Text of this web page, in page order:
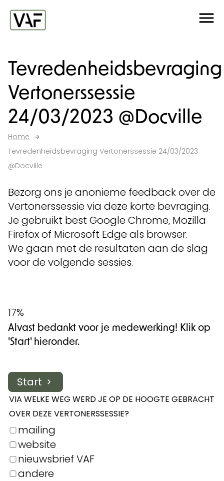
Ga verder naar de inhoud
Tevredenheidsbevraging
Vertonerssessie
24/03/2023 @Docville
Home
Tevredenheidsbevraging Vertonerssessie 24/03/2023
@Docville
Bezorg ons je anonieme feedback over de
Vertonerssessie via deze korte bevraging.
Je gebruikt best Google Chrome, Mozilla
Firefox of Microsoft Edge als browser.
We gaan met de resultaten aan de slag
voor de volgende sessies.
17%
Alvast bedankt voor je medewerking! Klik op
'Start' hieronder.
Start
VIA WELKE WEG WERD JE OP DE HOOGTE GEBRACHT
OVER DEZE VERTONERSSESSIE?
mailing
website
nieuwsbrief VAF
andere